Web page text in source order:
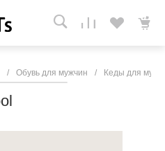
/ Обувь для мужчин / Кеды для